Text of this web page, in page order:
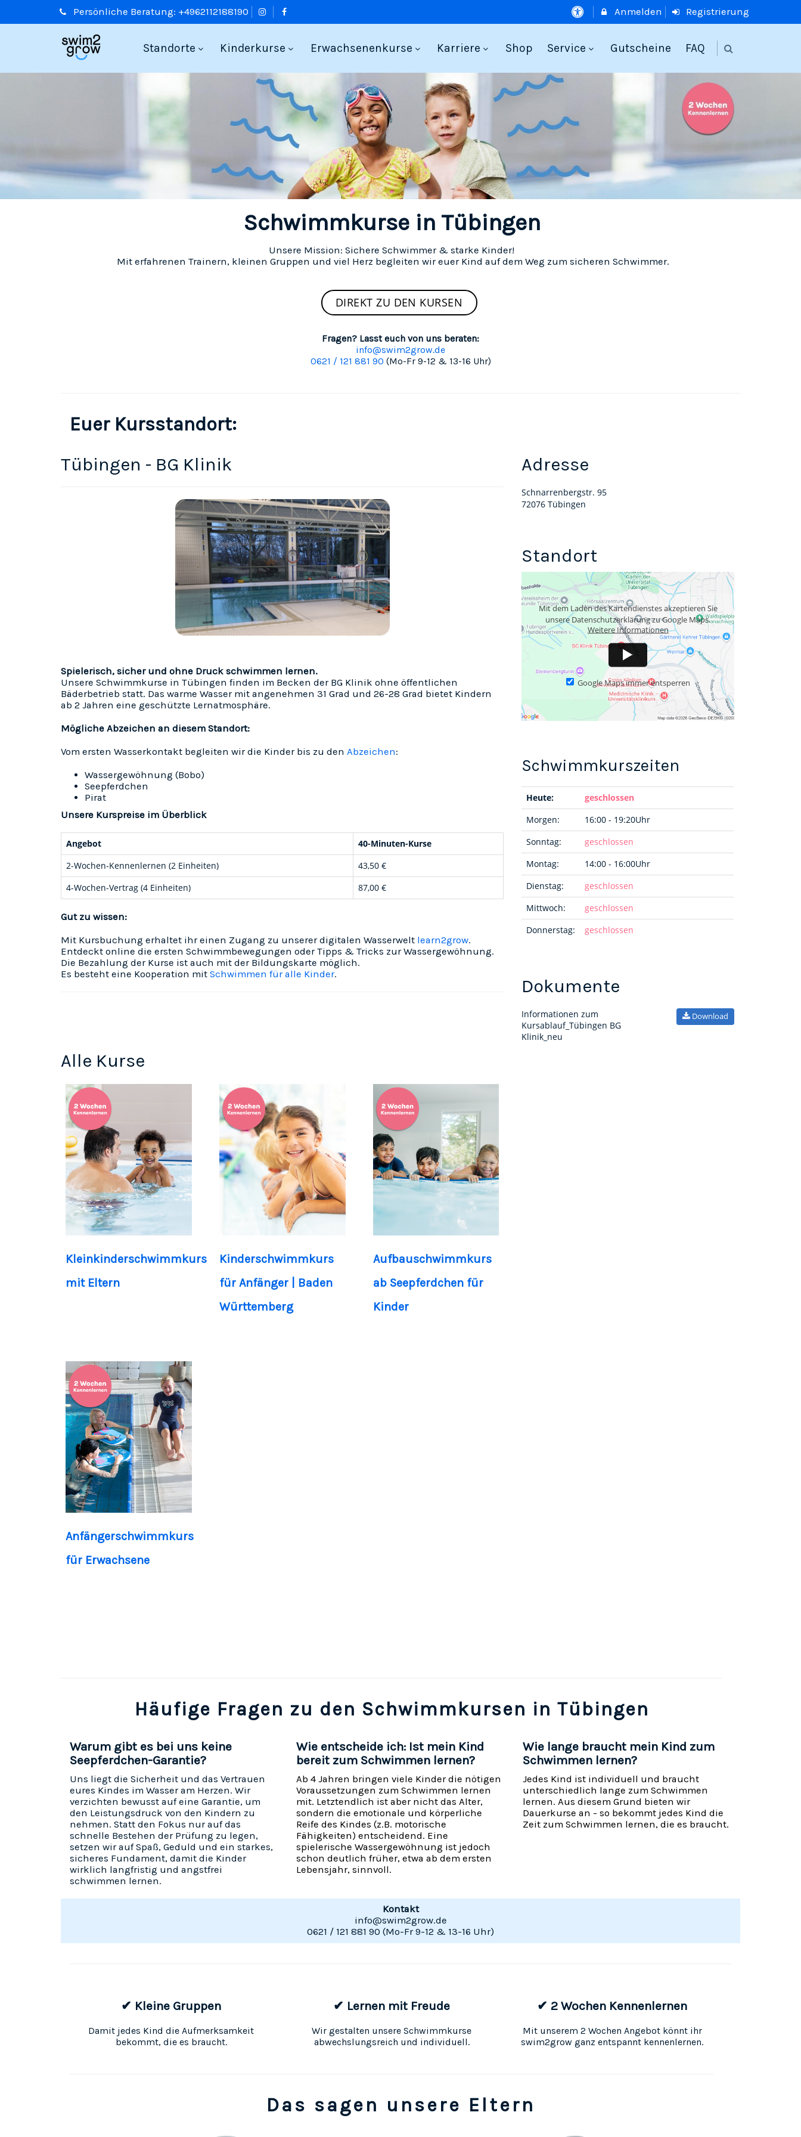
Persönliche Beratung: +4962112188190 Anmelden Registrierung
Standorte Kinderkurse Erwachsenenkurse Karriere Shop Service Gutscheine FAQ
Schwimmkurse in Tübingen
Unsere Mission: Sichere Schwimmer & starke Kinder!
Mit erfahrenen Trainern, kleinen Gruppen und viel Herz begleiten wir euer Kind auf dem Weg zum sicheren Schwimmer.
DIREKT ZU DEN KURSEN
Fragen? Lasst euch von uns beraten:
info@swim2grow.de
0621 / 121 881 90 (Mo-Fr 9-12 & 13-16 Uhr)
Euer Kursstandort:
Tübingen - BG Klinik
Spielerisch, sicher und ohne Druck schwimmen lernen.
Unsere Schwimmkurse in Tübingen finden im Becken der BG Klinik ohne öffentlichen
Bäderbetrieb statt. Das warme Wasser mit angenehmen 31 Grad und 26-28 Grad bietet Kindern
ab 2 Jahren eine geschützte Lernatmosphäre.
Mögliche Abzeichen an diesem Standort:
Vom ersten Wasserkontakt begleiten wir die Kinder bis zu den Abzeichen:
Wassergewöhnung (Bobo)
Seepferdchen
Pirat
Unsere Kurspreise im Überblick
Angebot
40-Minuten-Kurse
2-Wochen-Kennenlernen (2 Einheiten)
43,50 €
4-Wochen-Vertrag (4 Einheiten)
87,00 €
Gut zu wissen:
Mit Kursbuchung erhaltet ihr einen Zugang zu unserer digitalen Wasserwelt learn2grow.
Entdeckt online die ersten Schwimmbewegungen oder Tipps & Tricks zur Wassergewöhnung.
Die Bezahlung der Kurse ist auch mit der Bildungskarte möglich.
Es besteht eine Kooperation mit Schwimmen für alle Kinder.
Alle Kurse
Kleinkinderschwimmkurs
mit Eltern
Kinderschwimmkurs
für Anfänger | Baden
Württemberg
Aufbauschwimmkurs
ab Seepferdchen für
Kinder
Anfängerschwimmkurs
für Erwachsene
Adresse
Schnarrenbergstr. 95
72076 Tübingen
Standort
Mit dem Laden des Kartendienstes akzeptieren Sie
unsere Datenschutzerklärung zu Google Maps.
Weitere Informationen
Google Maps immer entsperren
Heute:
geschlossen
Morgen:
16:00 - 19:20Uhr
Sonntag:
geschlossen
Montag:
14:00 - 16:00Uhr
Dienstag:
geschlossen
Mittwoch:
geschlossen
Donnerstag:
geschlossen
Dokumente
Informationen zum
Kursablauf_Tübingen BG
Klinik_neu
Download
Häufige Fragen zu den Schwimmkursen in Tübingen
Warum gibt es bei uns keine
Seepferdchen-Garantie?
Uns liegt die Sicherheit und das Vertrauen
eures Kindes im Wasser am Herzen. Wir
verzichten bewusst auf eine Garantie, um
den Leistungsdruck von den Kindern zu
nehmen. Statt den Fokus nur auf das
schnelle Bestehen der Prüfung zu legen,
setzen wir auf Spaß, Geduld und ein starkes,
sicheres Fundament, damit die Kinder
wirklich langfristig und angstfrei
schwimmen lernen.
Wie entscheide ich: Ist mein Kind
bereit zum Schwimmen lernen?
Ab 4 Jahren bringen viele Kinder die nötigen
Voraussetzungen zum Schwimmen lernen
mit. Letztendlich ist aber nicht das Alter,
sondern die emotionale und körperliche
Reife des Kindes (z.B. motorische
Fähigkeiten) entscheidend. Eine
spielerische Wassergewöhnung ist jedoch
schon deutlich früher, etwa ab dem ersten
Lebensjahr, sinnvoll.
Wie lange braucht mein Kind zum
Schwimmen lernen?
Jedes Kind ist individuell und braucht
unterschiedlich lange zum Schwimmen
lernen. Aus diesem Grund bieten wir
Dauerkurse an - so bekommt jedes Kind die
Zeit zum Schwimmen lernen, die es braucht.
Kontakt
info@swim2grow.de
0621 / 121 881 90 (Mo-Fr 9-12 & 13-16 Uhr)
✔ Kleine Gruppen
Damit jedes Kind die Aufmerksamkeit
bekommt, die es braucht.
✔ Lernen mit Freude
Wir gestalten unsere Schwimmkurse
abwechslungsreich und individuell.
✔ 2 Wochen Kennenlernen
Mit unserem 2 Wochen Angebot könnt ihr
swim2grow ganz entspannt kennenlernen.
Das sagen unsere Eltern